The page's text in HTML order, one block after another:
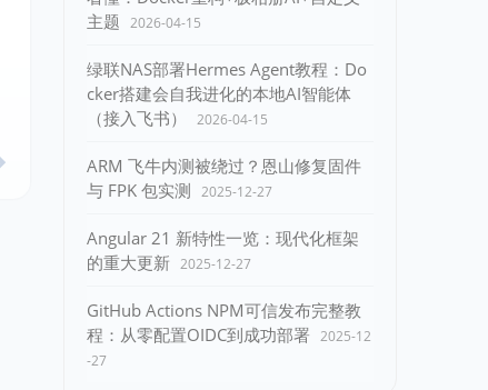
主题 2026-04-15
绿联NAS部署Hermes Agent教程：Do
cker搭建会自我进化的本地AI智能体
（接入飞书）
2026-04-15
ARM 飞牛内测被绕过？恩山修复固件
与 FPK 包实测 2025-12-27
Angular 21 新特性一览：现代化框架
的重大更新 2025-12-27
GitHub Actions NPM可信发布完整教
程：从零配置OIDC到成功部署 2025-12
-27